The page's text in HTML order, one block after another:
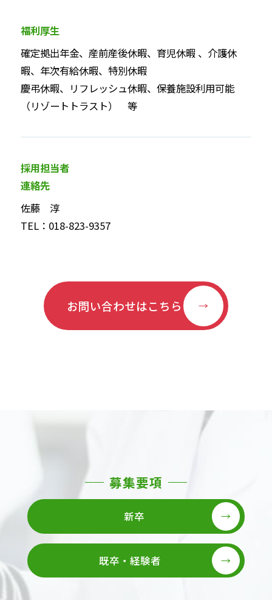
福利厚生
確定拠出年金、産前産後休暇、育児休暇 、介護休
暇、年次有給休暇、特別休暇
慶弔休暇、リフレッシュ休暇、保養施設利用可能
（リゾートトラスト） 等
採用担当者
連絡先
佐藤 淳
TEL：018-823-9357
お問い合わせはこちら
募集要項
新卒
既卒・経験者